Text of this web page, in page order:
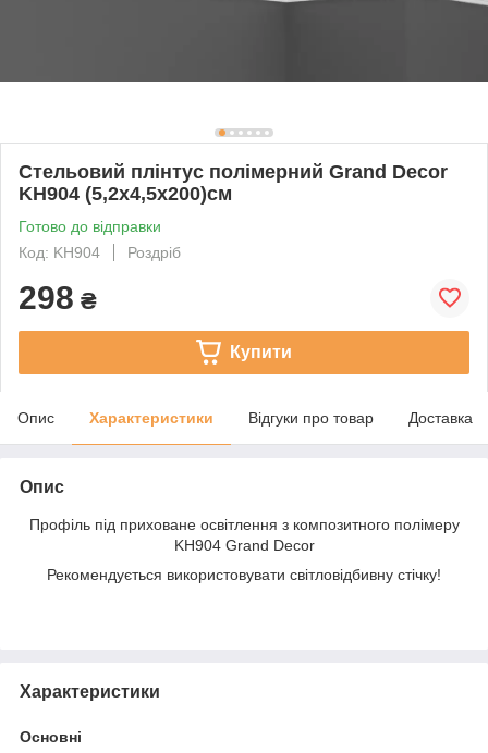
Стельовий плінтус полімерний Grand Decor
KH904 (5,2х4,5х200)см
Готово до відправки
Код: KH904
Роздріб
298 ₴
Купити
Опис Характеристики Відгуки про товар Доставка
Опис
Профіль під приховане освітлення з композитного полімеру
KH904 Grand Decor
Рекомендується використовувати світловідбивну стічку!
Характеристики
Основні